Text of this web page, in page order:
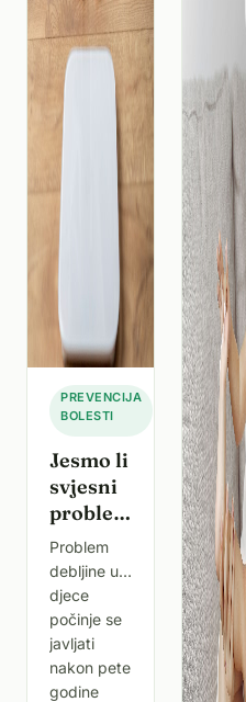
rodite
PREVENCIJA
BOLESTI
rujna
2025.
Jesmo li
svjesni
problema
debljine
djece?
Problem
debljine u
djece
počinje se
javljati
nakon pete
godine